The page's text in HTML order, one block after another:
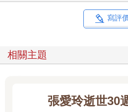
寫評
相關主題
張愛玲逝世30